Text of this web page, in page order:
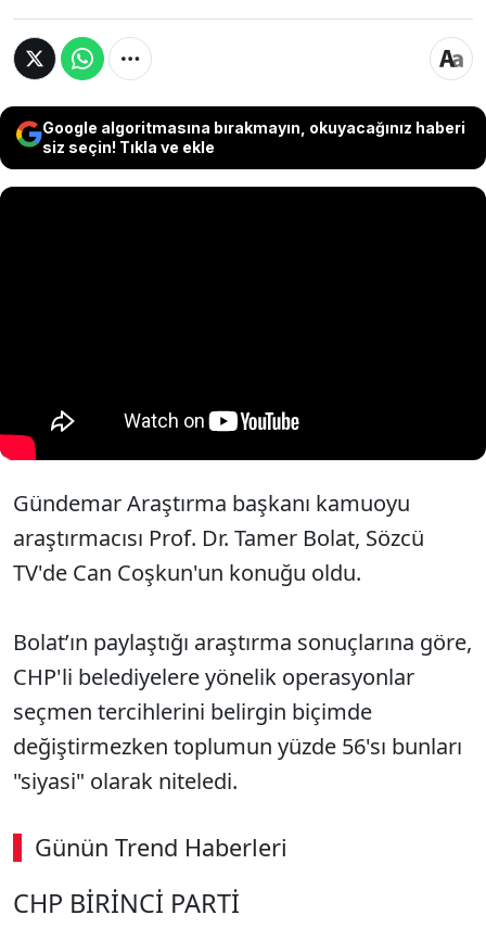
Google algoritmasına bırakmayın, okuyacağınız haberi
siz seçin! Tıkla ve ekle
Gündemar Araştırma başkanı kamuoyu
araştırmacısı Prof. Dr. Tamer Bolat, Sözcü
TV'de Can Coşkun'un konuğu oldu.
Bolat’ın paylaştığı araştırma sonuçlarına göre,
CHP'li belediyelere yönelik operasyonlar
seçmen tercihlerini belirgin biçimde
değiştirmezken toplumun yüzde 56'sı bunları
"siyasi" olarak niteledi.
Günün Trend Haberleri
SÖZCÜ SON DAKİKA
CHP BİRİNCİ PARTİ